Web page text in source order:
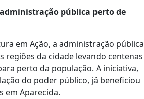
pública perto de
em Ação, a administração pública
regiões da cidade levando centenas
perto da população. A iniciativa,
do poder público, já beneficiou
em Aparecida.